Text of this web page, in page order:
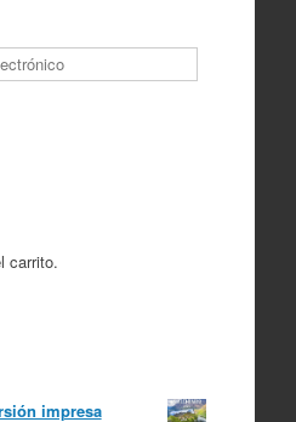
carrito.
impresa